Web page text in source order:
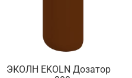
ЭКОЛН EKOLN Дозатор